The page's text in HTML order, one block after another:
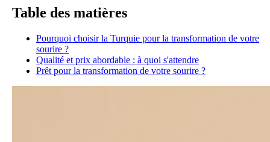
Table des matières
Pourquoi choisir la Turquie pour la transformation de votre
sourire ?
Qualité et prix abordable : à quoi s'attendre
Prêt pour la transformation de votre sourire ?